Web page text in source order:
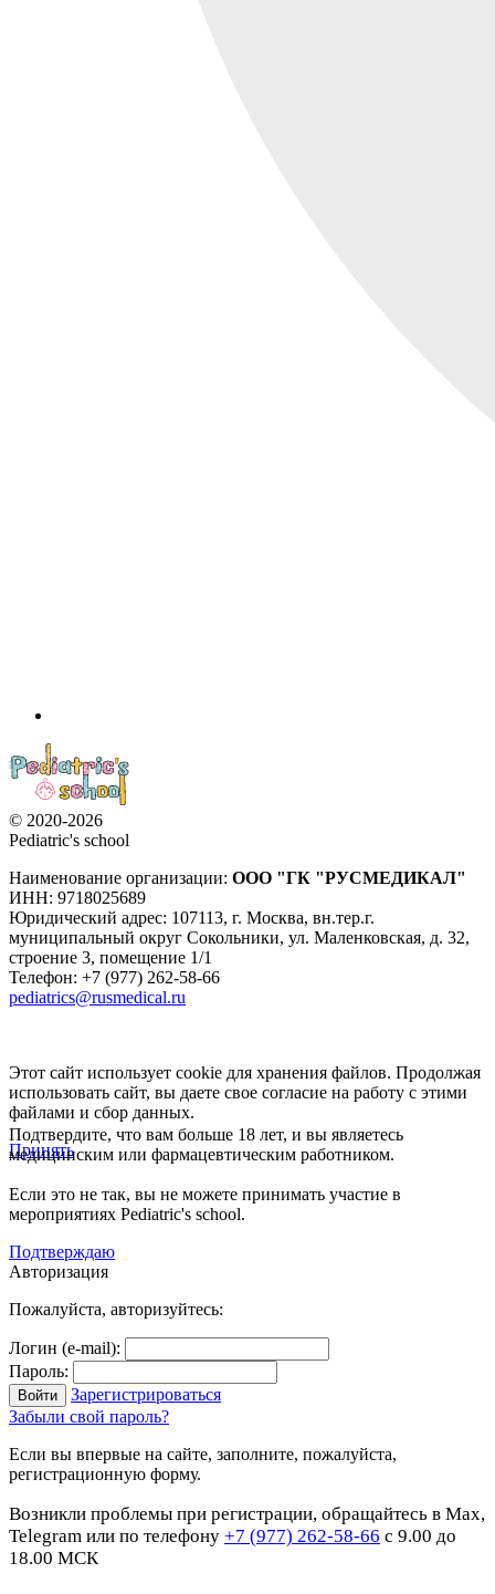
© 2020-2026
Pediatric's school
Наименование организации: ООО "ГК "РУСМЕДИКАЛ"
ИНН: 9718025689
Юридический адрес: 107113, г. Москва, вн.тер.г.
муниципальный округ Сокольники, ул. Маленковская, д. 32,
строение 3, помещение 1/1
Телефон: +7 (977) 262-58-66
pediatrics@rusmedical.ru
Этот сайт использует cookie для хранения файлов. Продолжая
использовать сайт, вы даете свое согласие на работу с этими
файлами и сбор данных.
Принять
Подтвердите, что вам больше 18 лет, и вы являетесь
медицинским или фармацевтическим работником.
Если это не так, вы не можете принимать участие в
мероприятиях Pediatric's school.
Подтверждаю
Авторизация
Пожалуйста, авторизуйтесь:
Логин (e-mail):
Пароль:
Зарегистрироваться
Забыли свой пароль?
Если вы впервые на сайте, заполните, пожалуйста,
регистрационную форму.
Возникли проблемы при регистрации, обращайтесь в Max,
Telegram или по телефону +7 (977) 262-58-66 с 9.00 до
18.00 МСК